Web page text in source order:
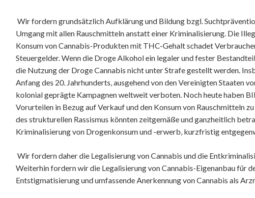
Abrüstung
Digitalisierung
Demokratie | soziale Ordnung |
Universelles Grundeinkommen |
Solidargemeinschaft & Community
Partizipation | Gleichstellung |
Verkehr & Öffentlicher Raum
Wohnen | Leben | Versorgung
Bildung & Bildungsgerechtigkeit
Kultur im Kontext Bildung
Wir fordern grundsätzlich Aufklärung und Bildung bzgl.
Umgang mit allen Rauschmitteln anstatt einer Kriminalisierung. Die
Konsum von Cannabis-Produkten mit THC-Gehalt schadet
Steuergelder. Wenn die Droge Alkohol ein legaler und fester
die Nutzung der Droge Cannabis nicht unter Strafe gestellt werden.
Anfang des 20. Jahrhunderts, ausgehend von den Vereinigten Staaten
kolonial geprägte Kampagnen weltweit verboten. Noch heute haben
Vorurteilen in Bezug auf Verkauf und den Konsum von Rauschmitteln
des strukturellen Rassismus könnten zeitgemäße und ganzheitlich
Kriminalisierung von Drogenkonsum und -erwerb, kurzfristig
Wir fordern daher die Legalisierung von Cannabis und die
Weiterhin fordern wir die Legalisierung von Cannabis-Eigenanbau für
Entstigmatisierung und umfassende Anerkennung von Cannabis als